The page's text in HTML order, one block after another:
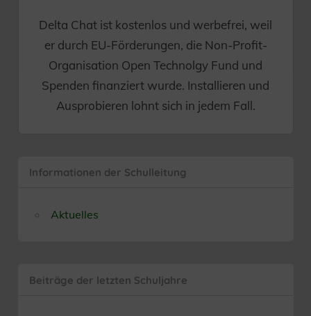
Delta Chat ist kostenlos und werbefrei, weil
er durch EU-Förderungen, die Non-Profit-
Organisation Open Technolgy Fund und
Spenden finanziert wurde. Installieren und
Ausprobieren lohnt sich in jedem Fall.
Informationen der Schulleitung
Aktuelles
Beiträge der letzten Schuljahre